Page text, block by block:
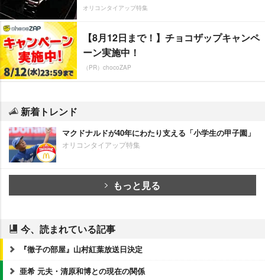
オリコンタイアップ特集
【8月12日まで！】チョコザップキャンペ
ーン実施中！
（PR）chocoZAP
新着トレンド
マクドナルドが40年にわたり支える「小学生の甲子園」
オリコンタイアップ特集
もっと見る
今、読まれている記事
『徹子の部屋』山村紅葉放送日決定
亜希 元夫・清原和博との現在の関係